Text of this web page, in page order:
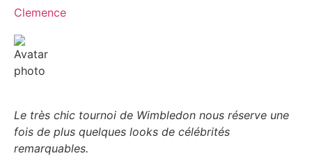
Clemence
Le très chic tournoi de Wimbledon nous réserve une
fois de plus quelques looks de célébrités
remarquables.